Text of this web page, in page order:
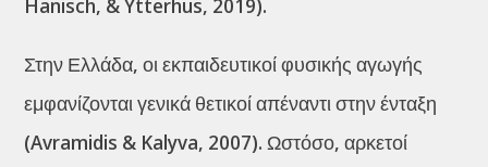
Hanisch, & Ytterhus, 2019).
Στην Ελλάδα, οι εκπαιδευτικοί φυσικής αγωγής
εμφανίζονται γενικά θετικοί απέναντι στην ένταξη
(Avramidis & Kalyva, 2007). Ωστόσο, αρκετοί